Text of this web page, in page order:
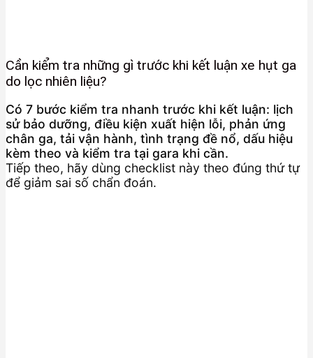
Cần kiểm tra những gì trước khi kết luận xe hụt ga
do lọc nhiên liệu?
Có 7 bước kiểm tra nhanh trước khi kết luận: lịch
sử bảo dưỡng, điều kiện xuất hiện lỗi, phản ứng
chân ga, tải vận hành, tình trạng đề nổ, dấu hiệu
kèm theo và kiểm tra tại gara khi cần.
Tiếp theo, hãy dùng checklist này theo đúng thứ tự
để giảm sai số chẩn đoán.